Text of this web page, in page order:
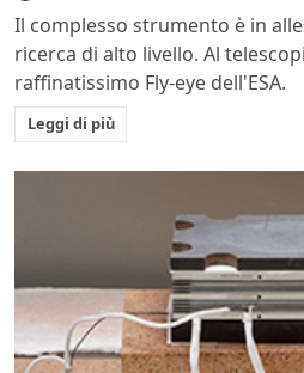
Il complesso strumento è in
ricerca di alto livello. Al
raffinatissimo Fly-eye dell'ESA.
Leggi di più